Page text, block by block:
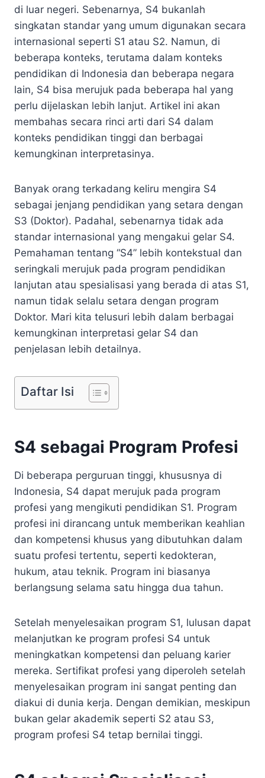
di luar negeri. Sebenarnya, S4 bukanlah
singkatan standar yang umum digunakan secara
internasional seperti S1 atau S2. Namun, di
beberapa konteks, terutama dalam konteks
pendidikan di Indonesia dan beberapa negara
lain, S4 bisa merujuk pada beberapa hal yang
perlu dijelaskan lebih lanjut. Artikel ini akan
membahas secara rinci arti dari S4 dalam
konteks pendidikan tinggi dan berbagai
kemungkinan interpretasinya.
Banyak orang terkadang keliru mengira S4
sebagai jenjang pendidikan yang setara dengan
S3 (Doktor). Padahal, sebenarnya tidak ada
standar internasional yang mengakui gelar S4.
Pemahaman tentang “S4” lebih kontekstual dan
seringkali merujuk pada program pendidikan
lanjutan atau spesialisasi yang berada di atas S1,
namun tidak selalu setara dengan program
Doktor. Mari kita telusuri lebih dalam berbagai
kemungkinan interpretasi gelar S4 dan
penjelasan lebih detailnya.
Daftar Isi
S4 sebagai Program Profesi
Di beberapa perguruan tinggi, khususnya di
Indonesia, S4 dapat merujuk pada program
profesi yang mengikuti pendidikan S1. Program
profesi ini dirancang untuk memberikan keahlian
dan kompetensi khusus yang dibutuhkan dalam
suatu profesi tertentu, seperti kedokteran,
hukum, atau teknik. Program ini biasanya
berlangsung selama satu hingga dua tahun.
Setelah menyelesaikan program S1, lulusan dapat
melanjutkan ke program profesi S4 untuk
meningkatkan kompetensi dan peluang karier
mereka. Sertifikat profesi yang diperoleh setelah
menyelesaikan program ini sangat penting dan
diakui di dunia kerja. Dengan demikian, meskipun
bukan gelar akademik seperti S2 atau S3,
program profesi S4 tetap bernilai tinggi.